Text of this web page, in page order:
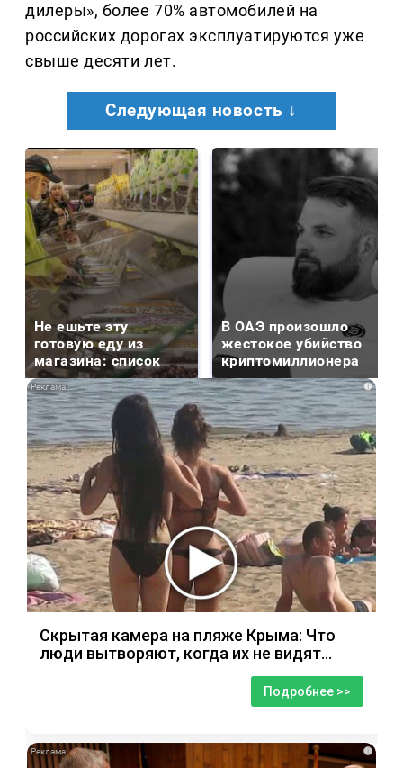
дилеры», более 70% автомобилей на
российских дорогах эксплуатируются уже
свыше десяти лет.
Следующая новость ↓
Не ешьте эту
готовую еду из
магазина: список
В ОАЭ произошло
жестокое убийство
криптомиллионера
i
Скрытая камера на пляже Крыма: Что
люди вытворяют, когда их не видят...
Подробнее >>
i